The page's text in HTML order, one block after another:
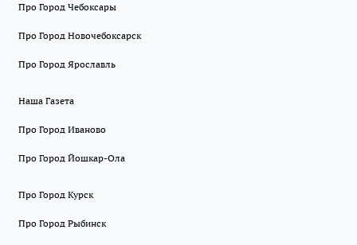
Про Город Чебоксары
Про Город Новочебоксарск
Про Город Ярославль
Наша Газета
Про Город Иваново
Про Город Йошкар-Ола
Про Город Курск
Про Город Рыбинск